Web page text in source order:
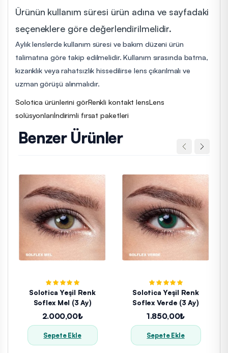
Ürünün kullanım süresi ürün adına ve sayfadaki
seçeneklere göre değerlendirilmelidir.
Aylık lenslerde kullanım süresi ve bakım düzeni ürün
talimatına göre takip edilmelidir. Kullanım sırasında batma,
kızarıklık veya rahatsızlık hissedilirse lens çıkarılmalı ve
uzman görüşü alınmalıdır.
Solotica ürünlerini görRenkli kontakt lensLens
solüsyonlarıİndirimli fırsat paketleri
Benzer Ürünler
Solotica Yeşil Renk
Soflex Mel (3 Ay)
2.000,00₺
Sepete Ekle
Solotica Yeşil Renk
Soflex Verde (3 Ay)
1.850,00₺
Sepete Ekle